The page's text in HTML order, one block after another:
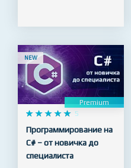
NEW
Premium
    
     5
Программирование на
C# – от новичка до
специалиста